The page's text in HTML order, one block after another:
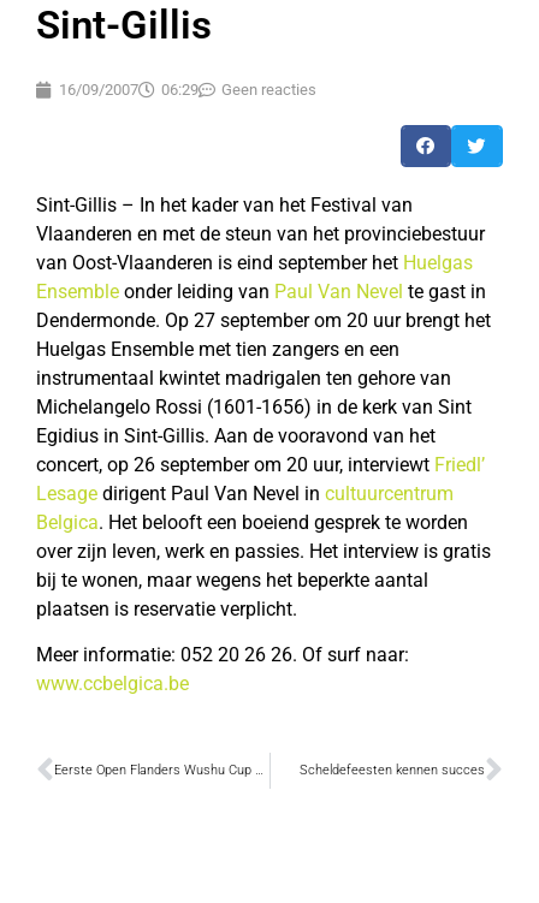
Sint-Gillis
16/09/2007 06:29 Geen reacties
Sint-Gillis – In het kader van het Festival van
Vlaanderen en met de steun van het provinciebestuur
van Oost-Vlaanderen is eind september het Huelgas
Ensemble onder leiding van Paul Van Nevel te gast in
Dendermonde. Op 27 september om 20 uur brengt het
Huelgas Ensemble met tien zangers en een
instrumentaal kwintet madrigalen ten gehore van
Michelangelo Rossi (1601-1656) in de kerk van Sint
Egidius in Sint-Gillis. Aan de vooravond van het
concert, op 26 september om 20 uur, interviewt Friedl’
Lesage dirigent Paul Van Nevel in cultuurcentrum
Belgica. Het belooft een boeiend gesprek te worden
over zijn leven, werk en passies. Het interview is gratis
bij te wonen, maar wegens het beperkte aantal
plaatsen is reservatie verplicht.
Meer informatie: 052 20 26 26. Of surf naar:
www.ccbelgica.be
Eerste Open Flanders Wushu Cup morgen in Sint-Gillis Scheldefeesten kennen succes